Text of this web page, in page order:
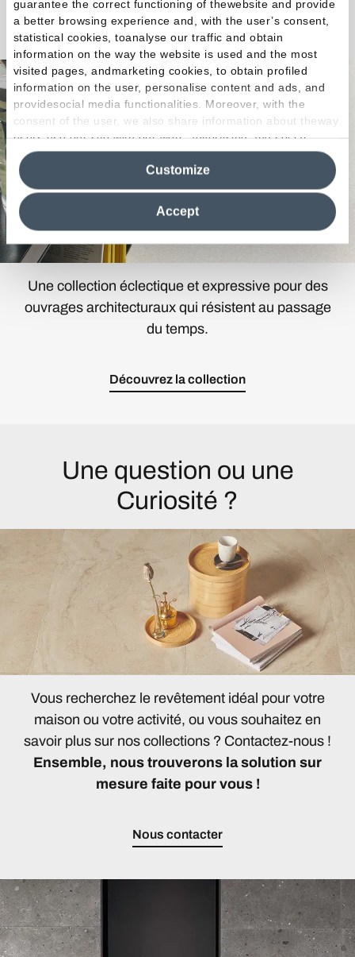
guarantee the correct functioning of thewebsite and provide
a better browsing experience and, with the user’s consent,
statistical cookies, toanalyse our traffic and obtain
information on the way the website is used and the most
visited pages, andmarketing cookies, to obtain profiled
information on the user, personalise content and ads, and
providesocial media functionalities. Moreover, with the
consent of the user, we also share information about theway
users use our site with our web, advertising and social
media analytics partners, who may combine itwith other
information in their possession. By closing this banner,
clicking on "Reject", it will be possible tocontinue browsing
the site after installing only technical cookies. For more
information see the
Cookie Policy
Accept
Customize
Grain Stone
Une collection éclectique et expressive pour des
ouvrages architecturaux qui résistent au passage
du temps.
Découvrez la collection
Une question ou une
Curiosité ?
Vous recherchez le revêtement idéal pour votre
maison ou votre activité, ou vous souhaitez en
savoir plus sur nos collections ? Contactez-nous !
Ensemble, nous trouverons la solution sur
mesure faite pour vous !
Nous contacter